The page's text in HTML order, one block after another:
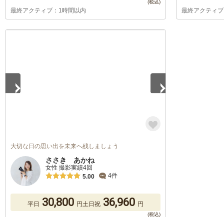
最終アクティブ：1時間以内 最終アクティ
大切な日の思い出を未来へ残しましょう
ささき あかね
女性 撮影実績4回
5.00
4件
平日 30,800 円土日祝 36,960 円